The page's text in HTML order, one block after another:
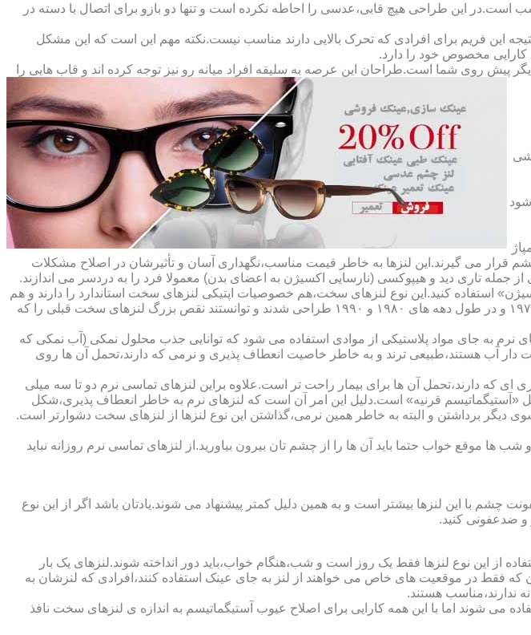
است.در این طراحی هیچ قابی،عدسی را احاطه نکرده است و تنها دو بازو برای اتصال با دسته در
این فریم برای افرادی که تحرک بالایی دارند مناسب نیست.نکته مهم این است که این مشکل
کارایی مخصوص خود را دارد.
پیش روی شما است.طراحان این عرصه به سلیقه افراد میانه رو نیز توجه کرده اند و قاب هایی را
قرار می گیرند.این لنزها به خاطر قیمت مناسب،نگهداری آسان و تأثیرشان در اصلاح مشکلات
جمله تاری دید و هیپوکسی (نارسایی اکسیژن به اعضای بدن) معمولا فرد را به دردسر می اندازند.
استفاده کنید.این نوع لنزهای سخت،هم خصوصیات اپتیکی لنزهای سخت استاندارد را دارند و هم
راحت تر هستند.در حقیقت این لنزها که از پلیمرهای نفوذپذیر به اکسیژن ساخته شده اند،در اواخر دهه ی ۱۹۷۰ و در طول دهه های ۱۹۸۰ و ۱۹۹۰ طراحی شدند و توانستند نقص بزرگ لنزهای سخت قبلی را که
به جای مواد پلاستیکی از موادی استفاده می شود که توانایی جذب محلول نمکی (آب نمکی که
آب هستند،طبیعی ترند و به خاطر خاصیت انعطاف پذیری و نرمی که دارند،تحمل آن ها روی
که دارند،تحمل آن ها برای بیمار راحت تر است.علاوه براین لنزهای تماسی نرم دو تا سه میلی
«آستیگماتیسم قرنیه» است.دلیل این امر آن است که لنزهای نرم به خاطر انعطاف پذیری،شکل
دیگر برداشتن و البته به خاطر همین نرمی،گذاشتن این نوع لنزها از لنزهای سخت دشوارتر است.
موقع خواب حتما باید آن ها را از چشم تان بیرون بیاورید.از لنزهای تماسی نرم روزانه نباید
چشم با این لنزها بیشتر است و به همین دلیل کمتر پیشنهاد می شوند.یادتان باشد اگر از این نوع
و ضدعفونی کنید.
از این نوع لنزها فقط یک روز است و شب،هنگام خواب،باید دور انداخته شوند.لنزهای یک بار
فقط در موقعیت های خاص می خواهند از لنز به جای عینک استفاده کنند،افرادی که لنزشان به
هستند.
می شوند اما با این همه کارایی برای اصلاح عیوب آستیگماتیسم به اندازه ی لنزهای سخت نافذ